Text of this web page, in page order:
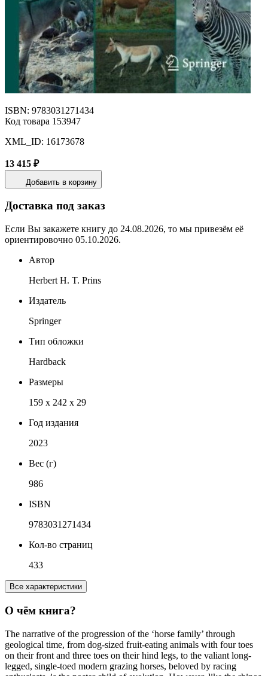
ISBN: 9783031271434
Код товара 153947
XML_ID: 16173678
13 415 ₽
Добавить в корзину
Доставка под заказ
Если Вы закажете книгу до 24.08.2026, то мы привезём её
ориентировочно 05.10.2026.
Автор
Herbert H. T. Prins
Издатель
Springer
Тип обложки
Hardback
Размеры
159 x 242 x 29
Год издания
2023
Вес (г)
986
ISBN
9783031271434
Кол-во страниц
433
Все характеристики
О чём книга?
The narrative of the progression of the ‘horse family’ through
geological time, from dog-sized fruit-eating animals with four toes
on their front and three toes on their hind legs, to the valiant long-
legged, single-toed modern grazing horses, beloved by racing